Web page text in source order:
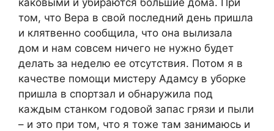
том, что Вера в свой последний день пришла
и клятвенно сообщила, что она вылизала
дом и нам совсем ничего не нужно будет
делать за неделю ее отсутствия. Потом я в
качестве помощи мистеру Адамсу в уборке
пришла в спортзал и обнаружила под
каждым станком годовой запас грязи и пыли
– и это при том, что я тоже там занимаюсь и